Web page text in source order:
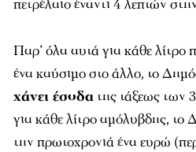
πετρέλαιο έναντι 4 λεπτών
Παρ’ όλα αυτά για κάθε λίτρο
ένα καύσιμο στο άλλο, το
χάνει έσοδα της τάξεως των
για κάθε λίτρο αμόλυβδης, το
την πρωτοχρονιά ένα ευρώ